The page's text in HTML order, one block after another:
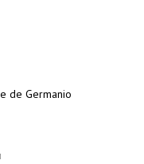
de Germanio
sends e-mail)